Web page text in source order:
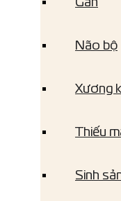
Não bộ
Xương
Thiếu
Sinh